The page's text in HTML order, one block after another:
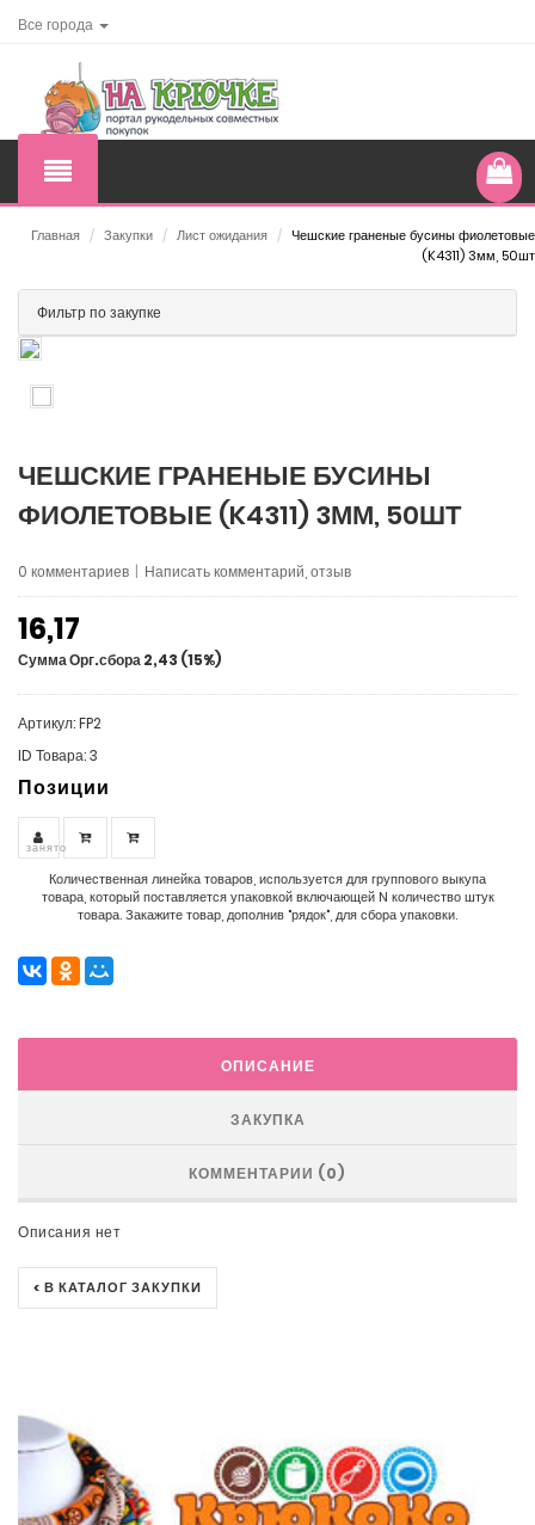
Все города
Главная / Закупки / Лист ожидания / Чешские граненые бусины фиолетовые
(K4311) 3мм, 50шт
Фильтр по закупке
ЧЕШСКИЕ ГРАНЕНЫЕ БУСИНЫ
ФИОЛЕТОВЫЕ (K4311) 3ММ, 50ШТ
0 комментариев | Написать комментарий, отзыв
16,17
Сумма Орг.сбора 2,43 (15%)
Артикул: FP2
ID Товара: 3
Позиции
занято
Количественная линейка товаров, используется для группового выкупа
товара, который поставляется упаковкой включающей N количество штук
товара. Закажите товар, дополнив "рядок", для сбора упаковки.
ОПИСАНИЕ
ЗАКУПКА
КОММЕНТАРИИ (0)
Описания нет
< В КАТАЛОГ ЗАКУПКИ